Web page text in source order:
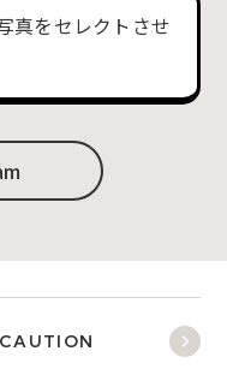
真をセレクトさせ
CAUTION